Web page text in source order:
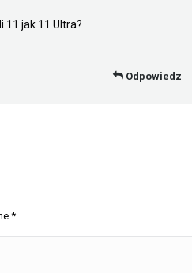
11 jak 11 Ultra?
Odpowiedz
*